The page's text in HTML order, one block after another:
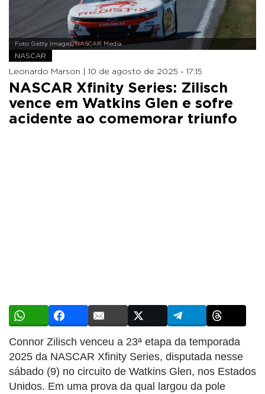
Foto: Getty Images/NASCAR Media
NASCAR
Leonardo Marson | 10 de agosto de 2025 - 17:15
NASCAR Xfinity Series: Zilisch
vence em Watkins Glen e sofre
acidente ao comemorar triunfo
Connor Zilisch venceu a 23ª etapa da temporada
2025 da NASCAR Xfinity Series, disputada nesse
sábado (9) no circuito de Watkins Glen, nos Estados
Unidos. Em uma prova da qual largou da pole